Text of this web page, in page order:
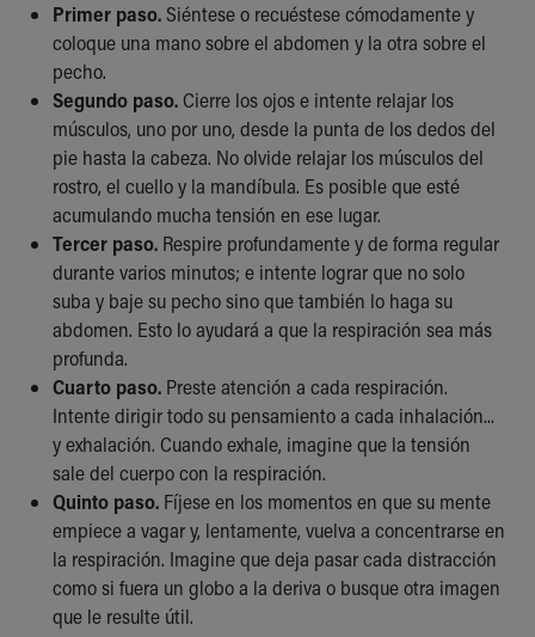
Women's Board
Our History
More childhood, please.™
Cincinnati Children's
Your Visit
MyChart Telehealth Visits
Directions
Doggie Brigade
During Your Visit
Financial Services
Rest Accommodations
Visiting
Gift Shop
Department of Public Safety
Health Info
Health Information
Healthy Info, Healthy Kids
Inside Children's Blog
KidsHealth Topics
Family Library
Educational Resources
Injury Prevention
Primer paso. Siéntese o recuéstese cómodamente y
coloque una mano sobre el abdomen y la otra sobre el
pecho.
Segundo paso. Cierre los ojos e intente relajar los
músculos, uno por uno, desde la punta de los dedos del
pie hasta la cabeza. No olvide relajar los músculos del
rostro, el cuello y la mandíbula. Es posible que esté
acumulando mucha tensión en ese lugar.
Tercer paso. Respire profundamente y de forma regular
durante varios minutos; e intente lograr que no solo
suba y baje su pecho sino que también lo haga su
abdomen. Esto lo ayudará a que la respiración sea más
profunda.
Cuarto paso. Preste atención a cada respiración.
Intente dirigir todo su pensamiento a cada inhalación...
y exhalación. Cuando exhale, imagine que la tensión
sale del cuerpo con la respiración.
Quinto paso. Fíjese en los momentos en que su mente
empiece a vagar y, lentamente, vuelva a concentrarse en
la respiración. Imagine que deja pasar cada distracción
como si fuera un globo a la deriva o busque otra imagen
que le resulte útil.